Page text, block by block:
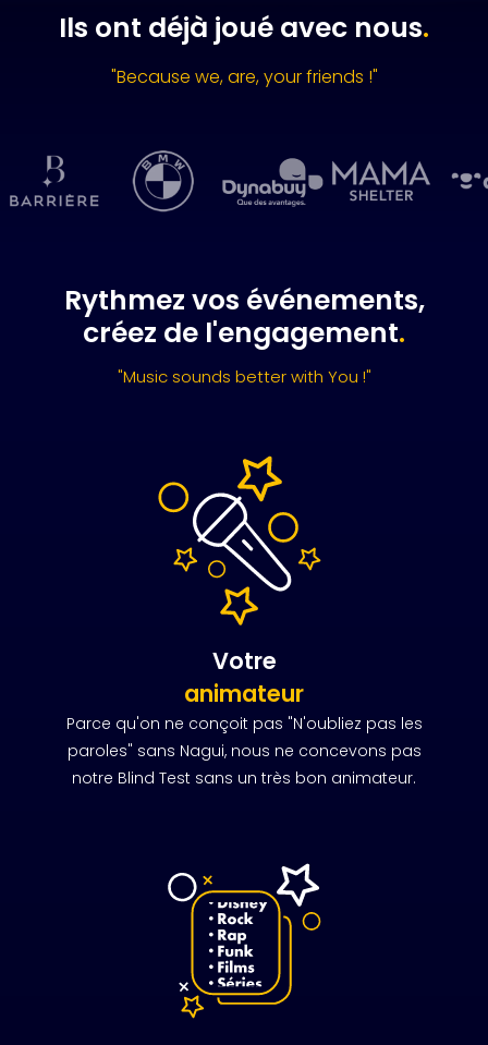
Ils ont déjà joué avec nous.
"Because we, are, your friends !"
Rythmez vos événements,
créez de l'engagement.
"Music sounds better with You !"
Votre
animateur
Parce qu'on ne conçoit pas "N'oubliez pas les
paroles" sans Nagui, nous ne concevons pas
notre Blind Test sans un très bon animateur.